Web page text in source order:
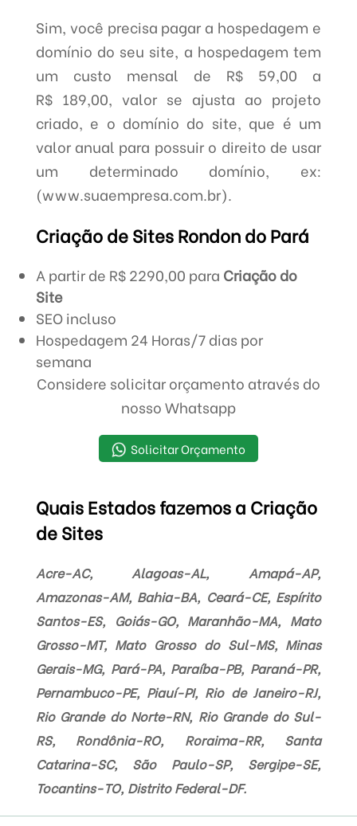
Sim, você precisa pagar a hospedagem e
domínio do seu site, a hospedagem tem
um custo mensal de R$ 59,00 a
R$ 189,00, valor se ajusta ao projeto
criado, e o domínio do site, que é um
valor anual para possuir o direito de usar
um determinado domínio, ex:
(www.suaempresa.com.br).
Criação de Sites Rondon do Pará
A partir de R$ 2290,00 para Criação do
Site
SEO incluso
Hospedagem 24 Horas/7 dias por
semana
Considere solicitar orçamento através do
nosso Whatsapp
Solicitar Orçamento
Quais Estados fazemos a Criação
de Sites
Acre-AC, Alagoas-AL, Amapá-AP,
Amazonas-AM, Bahia-BA, Ceará-CE, Espírito
Santos-ES, Goiás-GO, Maranhão-MA, Mato
Grosso-MT, Mato Grosso do Sul-MS, Minas
Gerais-MG, Pará-PA, Paraíba-PB, Paraná-PR,
Pernambuco-PE, Piauí-PI, Rio de Janeiro-RJ,
Rio Grande do Norte-RN, Rio Grande do Sul-
RS, Rondônia-RO, Roraima-RR, Santa
Catarina-SC, São Paulo-SP, Sergipe-SE,
Tocantins-TO, Distrito Federal-DF.